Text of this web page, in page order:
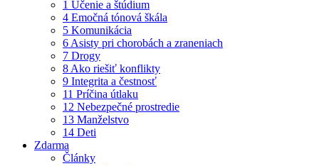
1 Učenie a štúdium
4 Emočná tónová škála
5 Komunikácia
6 Asisty pri chorobách a zraneniach
7 Drogy
8 Ako riešiť konflikty
9 Integrita a čestnosť
11 Príčina útlaku
12 Nebezpečné prostredie
13 Manželstvo
14 Deti
Zdarma
Články